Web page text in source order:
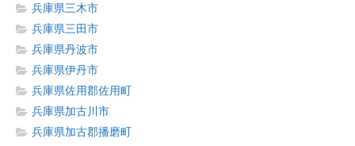
兵庫県三木市
兵庫県三田市
兵庫県丹波市
兵庫県伊丹市
兵庫県佐用郡佐用町
兵庫県加古川市
兵庫県加古郡播磨町